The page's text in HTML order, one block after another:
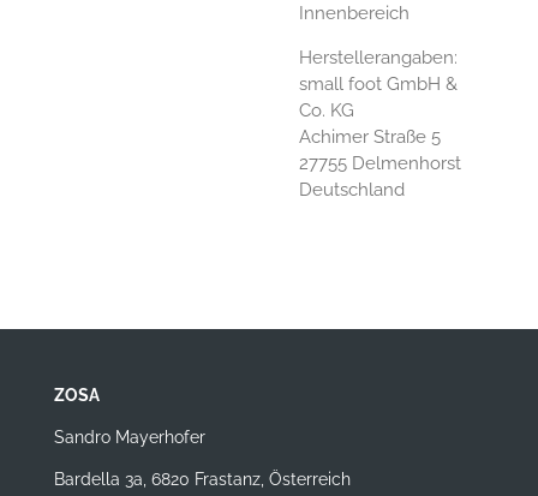
Innenbereich
Herstellerangaben:
small foot GmbH &
Co. KG
Achimer Straße 5
27755 Delmenhorst
Deutschland
ZOSA
Sandro Mayerhofer
Bardella 3a, 6820 Frastanz, Österreich